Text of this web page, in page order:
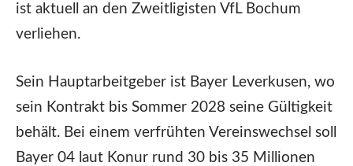
ist aktuell an den Zweitligisten VfL Bochum
verliehen.
Sein Hauptarbeitgeber ist Bayer Leverkusen, wo
sein Kontrakt bis Sommer 2028 seine Gültigkeit
behält. Bei einem verfrühten Vereinswechsel soll
Bayer 04 laut Konur rund 30 bis 35 Millionen